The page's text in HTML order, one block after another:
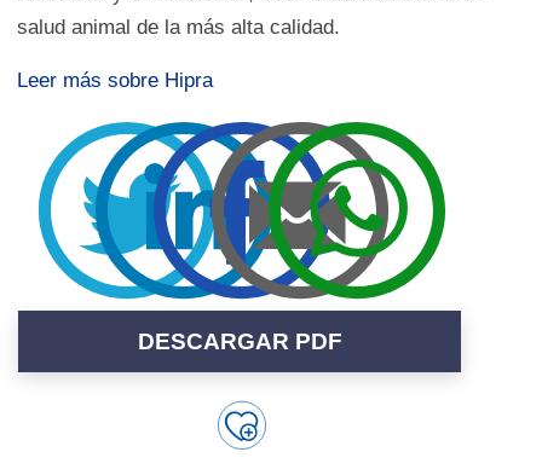
salud animal de la más alta calidad.
Leer más sobre Hipra
DESCARGAR PDF